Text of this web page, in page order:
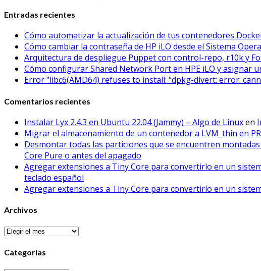
Entradas recientes
Cómo automatizar la actualización de tus contenedores
Cómo cambiar la contraseña de HP iLO desde el Sistema
Arquitectura de despliegue Puppet con control-repo, r10k y
Cómo configurar Shared Network Port en HPE iLO y asignar
Error "libc6(AMD64) refuses to install: "dpkg-divert: error:
Comentarios recientes
Instalar Lyx 2.4.3 en Ubuntu 22.04 (Jammy) – Algo de Linuxen
Migrar el almacenamiento de un contenedor a LVM_thin en
Desmontar todas las particiones que se encuentren
Core Pure o antes del apagado
Agregar extensiones a Tiny Core para convertirlo en un
teclado español
Agregar extensiones a Tiny Core para convertirlo en un
Archivos
Archivos
Categorías